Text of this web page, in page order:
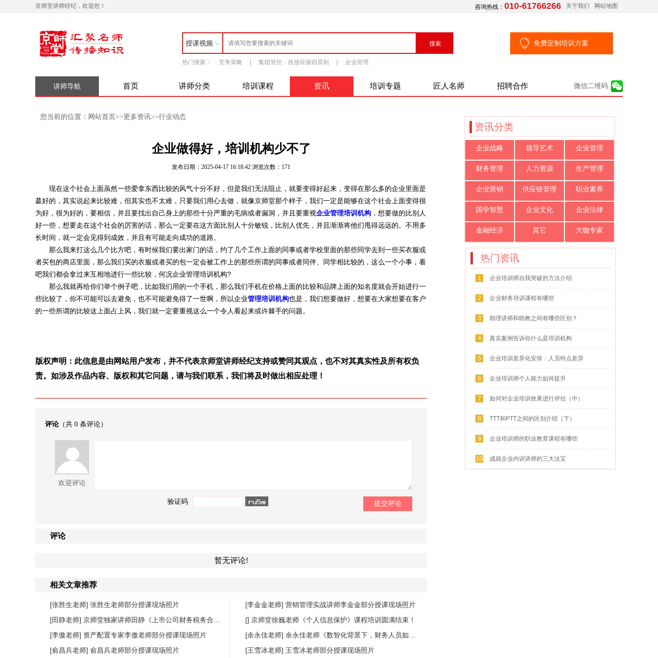
京师堂讲师经纪，欢迎您！ 咨询热线： 010-61766266 关于我们 网站地图
授课视频
热门搜索： 竞争策略 集团管控：收放应循四原则 企业管理
免费定制培训方案
首页 讲师分类 培训课程 资讯 培训专题 匠人名师 招聘合作 微信二维码
讲师导航
您当前的位置： 网站首页>>更多资讯>>行业动态
企业做得好，培训机构少不了
发布日期：2025-04-17 16:18:42 浏览次数： 171
现在这个社会上面虽然一些爱拿东西比较的风气十分不好，但是我们无法阻止，就要变得好起来，变得在那么多的企业里面是
蕞好的，其实说起来比较难，但其实也不太难，只要我们用心去做，就像京师堂那个样子，我们一定是能够在这个社会上面变得很
为好，很为好的，要相信，并且要找出自己身上的那些十分严重的毛病或者漏洞，并且要重视企业管理培训机构 ，想要做的比别人
好一些，想要走在这个社会的厉害的话，那么一定要在这方面比别人十分敏锐，比别人优先，并且渐渐将他们甩得远远的。不用多
长时间，就一定会见得到成效，并且有可能走向成功的道路。
那么我来打这么几个比方吧，有时候我们要出家门的话，约了几个工作上面的同事或者学校里面的那些同学去到一些买衣服或
者买包的商店里面，那么我们买的衣服或者买的包一定会被工作上的那些所谓的同事或者同伴、同学相比较的，这么一个小事，看
吧我们都会拿过来互相地进行一些比较，何况企业管理培训机构?
那么我就再给你们举个例子吧，比如我们用的一个手机，那么我们手机在价格上面的比较和品牌上面的知名度就会开始进行一
些比较了，你不可能可以去避免，也不可能避免得了一世啊，所以企业管理培训机构也是，我们想要做好，想要在大家想要在客户
的一些所谓的比较这上面占上风，我们就一定要重视这么一个令人看起来或许棘手的问题。
版权声明：此信息是由网站用户发布，并不代表京师堂讲师经纪支持或赞同其观点，也不对其真实性及所有权负
责。如涉及作品内容、版权和其它问题，请与我们联系，我们将及时做出相应处理！
评论 （共 0 条评论）
欢迎评论
验证码
评论
暂无评论!
相关文章推荐
[张胜生老师] 张胜生老师部分授课现场照片
[田静老师] 京师堂独家讲师田静《上市公司财务税务合规管理提升》课程圆满结束
[李傲老师] 资产配置专家李傲老师部分授课现场照片
[俞昌兵老师] 俞昌兵老师部分授课现场照片
[李金金老师] 营销管理实战讲师李金金部分授课现场照片
[] 京师堂徐巍老师《个人信息保护》课程培训圆满结束！
[余永佳老师] 余永佳老师《数智化背景下，财务人员如何提升数据分析能力，商业敏锐度》课程圆满结束
[王雪冰老师] 王雪冰老师部分授课现场照片
资讯分类
企业战略 领导艺术 企业管理
财务管理 人力资源 生产管理
企业营销 供应链管理 职业素养
国学智慧 企业文化 企业法律
金融经济 其它 大咖专家
热门资讯
1 企业培训师自我突破的方法介绍
2 企业财务培训课程有哪些
3 助理讲师和助教之间有哪些区别？
4 真实案例告诉你什么是培训机构
5 企业培训差异化安排：人员特点差异
6 企业培训师个人能力如何提升
7 如何对企业培训效果进行评估（中）
8 TTT和PTT之间的区别介绍（下）
9 企业培训师的职业教育课程有哪些
10 成就企业内训讲师的三大法宝